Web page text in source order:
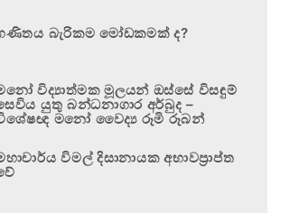
බැරිකම මෝඩකමක් ද?
විද්‍යාත්මක මූලයන් ඔස්සේ විසඳුම්
යුතු බන්ධනාගාර අර්බුද –
මනෝ වෛද්‍ය රූමි රූබන්
විමල් දිසානායක අභාවප්‍රාප්ත